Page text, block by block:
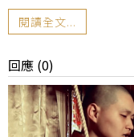
閱讀全文...
回應 (0)